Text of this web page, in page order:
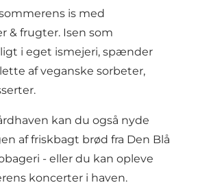
is med
& frugter. Isen som
i eget ismejeri, spænder
af veganske sorbeter,
kan du også nyde
af friskbagt brød fra Den Blå
- eller du kan opleve
koncerter i haven.